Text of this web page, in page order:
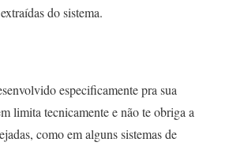
do sistema.
especificamente pra sua
limita tecnicamente e não te obriga a
como em alguns sistemas de